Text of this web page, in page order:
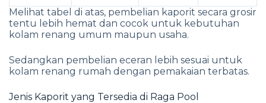
Melihat tabel di atas, pembelian kaporit secara grosir
tentu lebih hemat dan cocok untuk kebutuhan
kolam renang umum maupun usaha.
Sedangkan pembelian eceran lebih sesuai untuk
kolam renang rumah dengan pemakaian terbatas.
Jenis Kaporit yang Tersedia di Raga Pool